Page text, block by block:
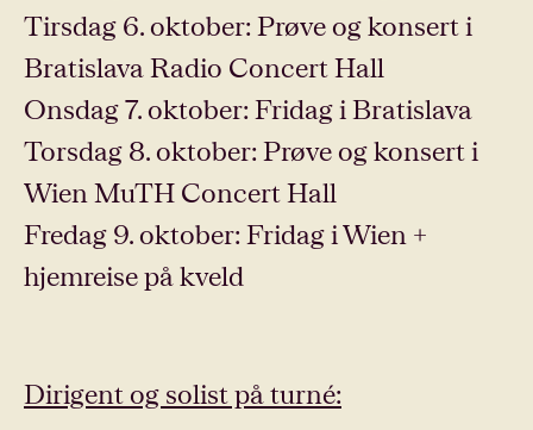
Tirsdag 6. oktober: Prøve og konsert i
Bratislava Radio Concert Hall
Onsdag 7. oktober: Fridag i Bratislava
Torsdag 8. oktober: Prøve og konsert i
Wien MuTH Concert Hall
Fredag 9. oktober: Fridag i Wien +
hjemreise på kveld
Dirigent og solist på turné: